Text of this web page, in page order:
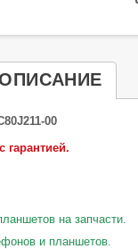
00
гарантией.
на запчасти.
и планшетов.